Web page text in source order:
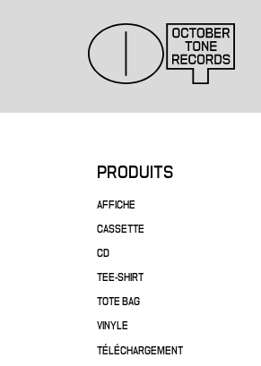
PRODUITS
AFFICHE
CASSETTE
CD
TEE-SHIRT
TOTE BAG
VINYLE
TÉLÉCHARGEMENT